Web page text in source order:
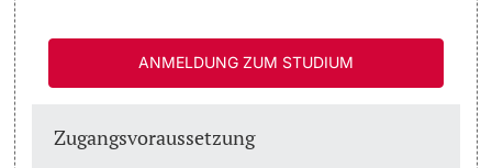
Studienberatung
Studienfinanzierung
ANMELDUNG ZUM STUDIUM
Zugangsvoraussetzung